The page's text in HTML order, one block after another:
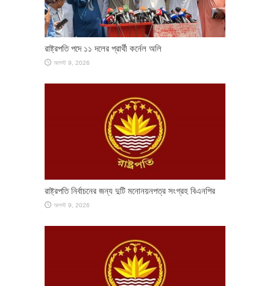
রাষ্ট্রপতি পদে ১১ দলের প্রার্থী কর্নেল অলি
আগস্ট 9, 2026
রাষ্ট্রপতি নির্বাচনের জন্য দুটি মনোনয়নপত্র সংগ্রহ বিএনপির
আগস্ট 9, 2026